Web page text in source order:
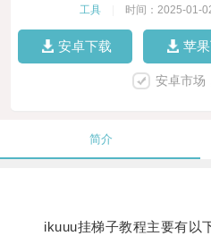
工具 时间：2025-01-
安卓下载 苹
安卓市场
简介
ikuuu挂梯子教程主要有以